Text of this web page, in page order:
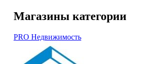
Магазины категории
PRO Недвижимость